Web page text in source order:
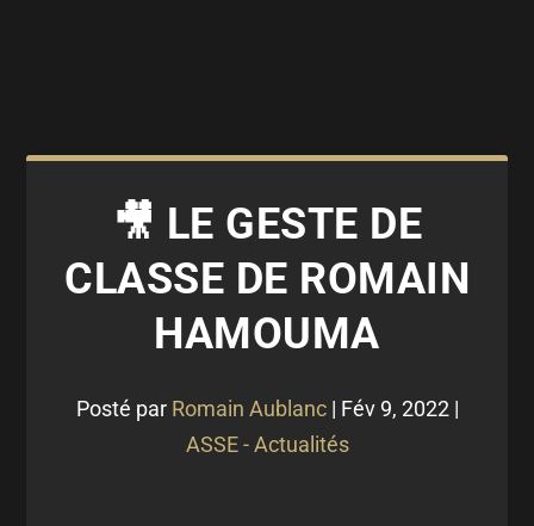
🎥 LE GESTE DE
CLASSE DE ROMAIN
HAMOUMA
Posté par Romain Aublanc| Fév 9, 2022|
ASSE - Actualités